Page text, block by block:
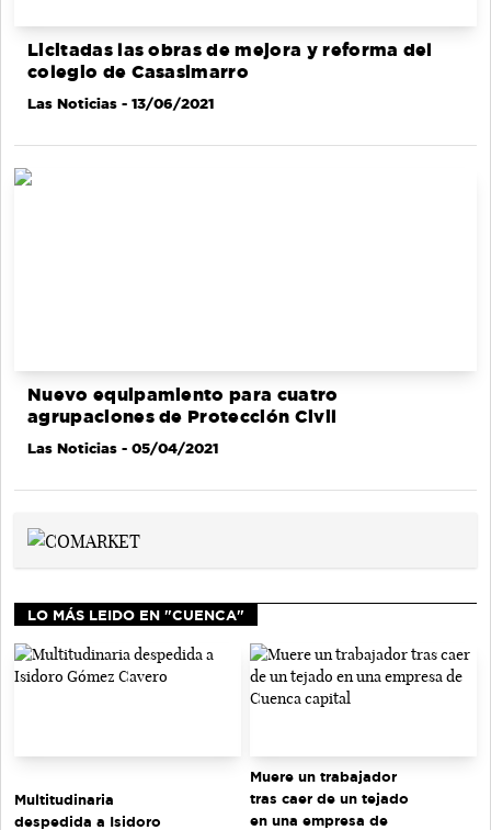
Licitadas las obras de mejora y reforma del
colegio de Casasimarro
Las Noticias - 13/06/2021
Nuevo equipamiento para cuatro
agrupaciones de Protección Civil
Las Noticias - 05/04/2021
LO MÁS LEIDO EN "CUENCA"
Multitudinaria
despedida a Isidoro
Muere un trabajador
tras caer de un tejado
en una empresa de